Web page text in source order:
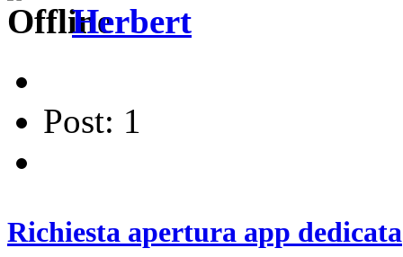
Herbert
Post: 1
Richiesta apertura app dedicata